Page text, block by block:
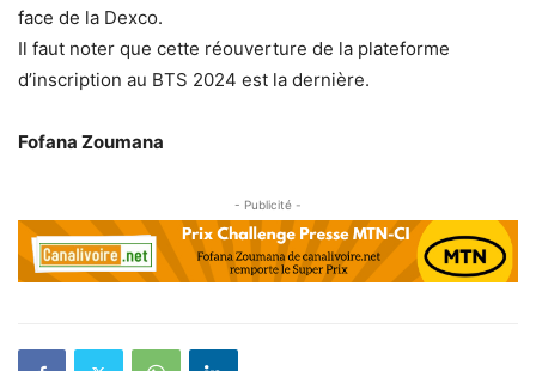
face de la Dexco.
Il faut noter que cette réouverture de la plateforme
d’inscription au BTS 2024 est la dernière.
Fofana Zoumana
- Publicité -